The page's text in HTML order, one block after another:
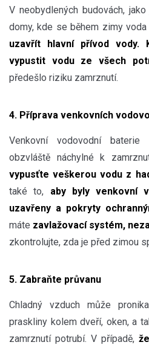
V neobydlených budovách,
domy, kde se během zimy voda
uzavřít hlavní přívod vody.
vypustit vodu ze všech
předešlo riziku zamrznutí.
4. Příprava venkovních
Venkovní vodovodní
obzvláště náchylné k
vypusťte veškerou vodu z
také to, aby byly venkovní
uzavřeny a pokryty
máte zavlažovací systém,
zkontrolujte, zda je před zimou
5. Zabraňte průvanu
Chladný vzduch může
praskliny kolem dveří, oken, a
zamrznutí potrubí. V případě,